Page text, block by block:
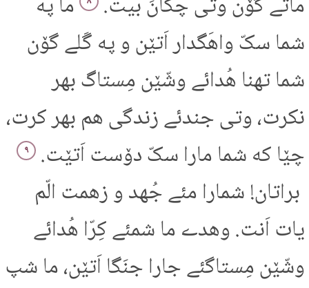
شما سکّ واهَگدار اَتێن و په گَلے گۆن
شما تهنا هُدائے وشّێن مِستاگ بهر
نکرت، وتی جندئے زندگی هم بهر کرت،
چێا که شما مارا سکّ دۆست اَتێت.
۹
براتان! شمارا مئے جُهد و زهمت الّم
یات اَنت. وهدے ما شمئے کِرّا هُدائے
وشّێن مِستاگئے جارا جنَگا اَتێن، ما شپ